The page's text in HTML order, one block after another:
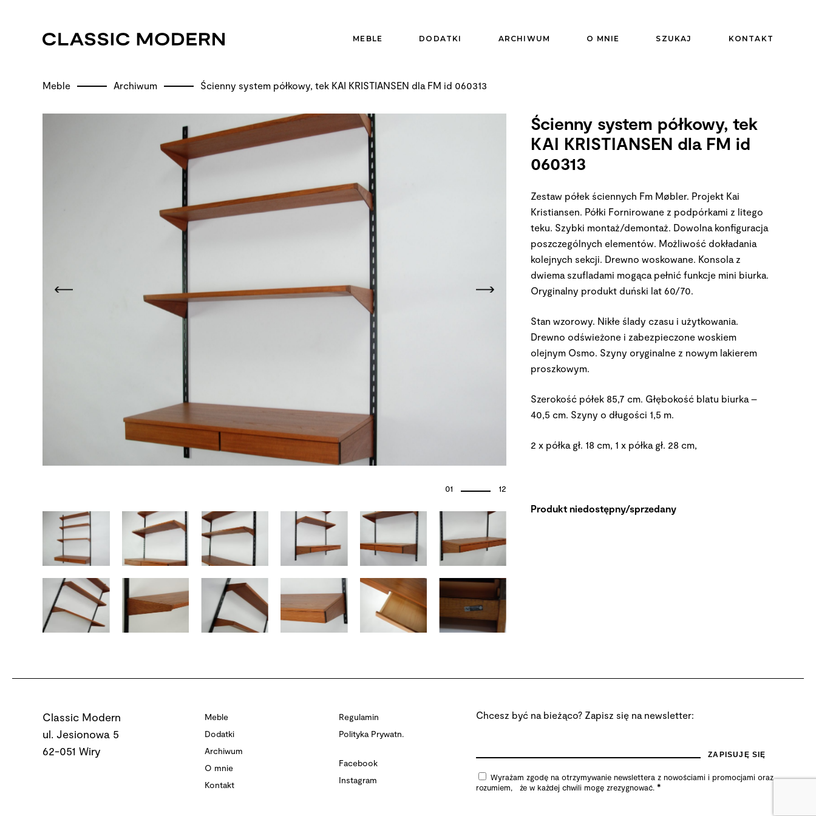
MEBLE DODATKI ARCHIWUM O MNIE SZUKAJ KONTAKT
Meble Archiwum Ścienny system półkowy, tek KAI KRISTIANSEN dla FM id 060313
01 12
Ścienny system półkowy, tek
KAI KRISTIANSEN dla FM id
060313
Zestaw półek ściennych Fm Møbler. Projekt Kai
Kristiansen. Półki Fornirowane z podpórkami z litego
teku. Szybki montaż/demontaż. Dowolna konfiguracja
poszczególnych elementów. Możliwość dokładania
kolejnych sekcji. Drewno woskowane. Konsola z
dwiema szufladami mogąca pełnić funkcje mini biurka.
Oryginalny produkt duński lat 60/70.
Stan wzorowy. Nikłe ślady czasu i użytkowania.
Drewno odświeżone i zabezpieczone woskiem
olejnym Osmo. Szyny oryginalne z nowym lakierem
proszkowym.
Szerokość półek 85,7 cm. Głębokość blatu biurka –
40,5 cm. Szyny o długości 1,5 m.
2 x półka gł. 18 cm, 1 x półka gł. 28 cm,
Produkt niedostępny/sprzedany
Classic Modern
ul. Jesionowa 5
62-051 Wiry
Meble
Dodatki
Archiwum
O mnie
Kontakt
Regulamin
Polityka Prywatn.
Facebook
Instagram
Chcesz być na bieżąco? Zapisz się na newsletter:
Wyrażam zgodę na otrzymywanie newslettera z nowościami i promocjami oraz
rozumiem, że w każdej chwili mogę zrezygnować. *